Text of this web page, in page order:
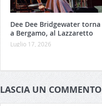
Dee Dee Bridgewater torna
a Bergamo, al Lazzaretto
Luglio 17, 2026
LASCIA UN COMMENTO